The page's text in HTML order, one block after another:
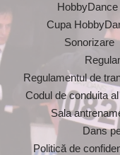
Cupa
Sonorizare
Regulamentul de
Codul de conduita
Sala
Dans
Politică de